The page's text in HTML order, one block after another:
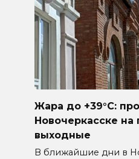
Жара до +39°C:
Новочеркасске на
выходные
В ближайшие дни в